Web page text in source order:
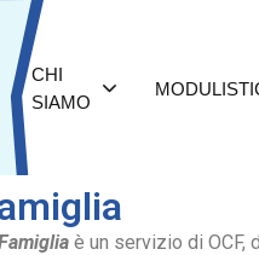
CHI
SIAMO
è un servizio di